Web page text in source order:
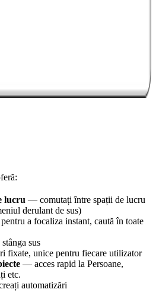
lucru — comutați între spații de lucru
derulant de sus)
pentru a focaliza instant, caută în toate
sus
fixate, unice pentru fiecare utilizator
— acces rapid la Persoane,
etc.
automatizări